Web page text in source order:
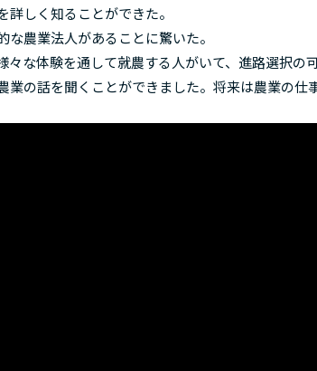
詳しく知ることができた。
な農業法人があることに驚いた。
々な体験を通して就農する人がいて、進路選択の
業の話を聞くことができました。将来は農業の仕